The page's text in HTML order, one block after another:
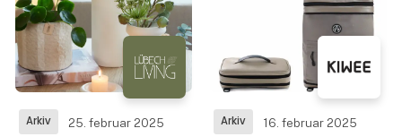
handle ind til som butik,
og at
Paper og kvindeprojekt
siden 2010. Kvinderne i
OOhh’s papirproje
Arkiv
25. februar 2025
Arkiv
16. februar 2025